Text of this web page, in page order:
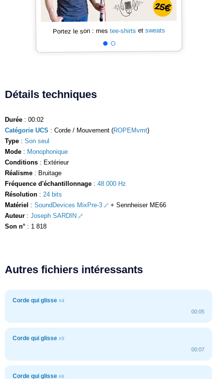
Portez le son : mes tee-shirts et sweats
Détails techniques
Durée : 00:02
Catégorie UCS : Corde / Mouvement (ROPEMvmt)
Type : Son seul
Mode : Monophonique
Conditions : Extérieur
Réalisme : Bruitage
Fréquence d'échantillonnage : 48 000 Hz
Résolution : 24 bits
Matériel : SoundDevices MixPre-3
+ Sennheiser ME66
Auteur : Joseph SARDIN
Son n° : 1 818
Autres fichiers intéressants
Corde qui glisse #4
00:05
Corde qui glisse #5
00:07
Corde qui glisse #6